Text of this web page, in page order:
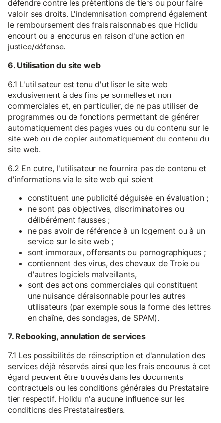
défendre contre les prétentions de tiers ou pour faire
valoir ses droits. L'indemnisation comprend également
le remboursement des frais raisonnables que Holidu
encourt ou a encourus en raison d'une action en
justice/défense.
6. Utilisation du site web
6.1 L'utilisateur est tenu d'utiliser le site web
exclusivement à des fins personnelles et non
commerciales et, en particulier, de ne pas utiliser de
programmes ou de fonctions permettant de générer
automatiquement des pages vues ou du contenu sur le
site web ou de copier automatiquement du contenu du
site web.
6.2 En outre, l'utilisateur ne fournira pas de contenu et
d'informations via le site web qui soient
constituent une publicité déguisée en évaluation ;
ne sont pas objectives, discriminatoires ou
délibérément fausses ;
ne pas avoir de référence à un logement ou à un
service sur le site web ;
sont immoraux, offensants ou pornographiques ;
contiennent des virus, des chevaux de Troie ou
d'autres logiciels malveillants,
sont des actions commerciales qui constituent
une nuisance déraisonnable pour les autres
utilisateurs (par exemple sous la forme des lettres
en chaîne, des sondages, de SPAM).
7. Rebooking, annulation de services
7.1 Les possibilités de réinscription et d'annulation des
services déjà réservés ainsi que les frais encourus à cet
égard peuvent être trouvés dans les documents
contractuels ou les conditions générales du Prestataire
tier respectif. Holidu n'a aucune influence sur les
conditions des Prestatairestiers.